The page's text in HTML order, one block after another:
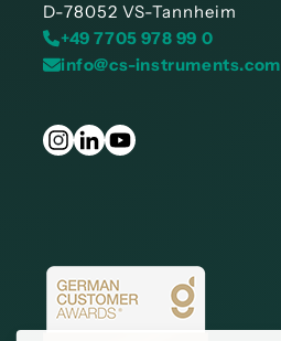
D-78052 VS-Tannheim
+49 7705 978 99 0
info@cs-instruments.com